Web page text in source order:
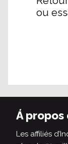
ou
Á propos
Les affiliés